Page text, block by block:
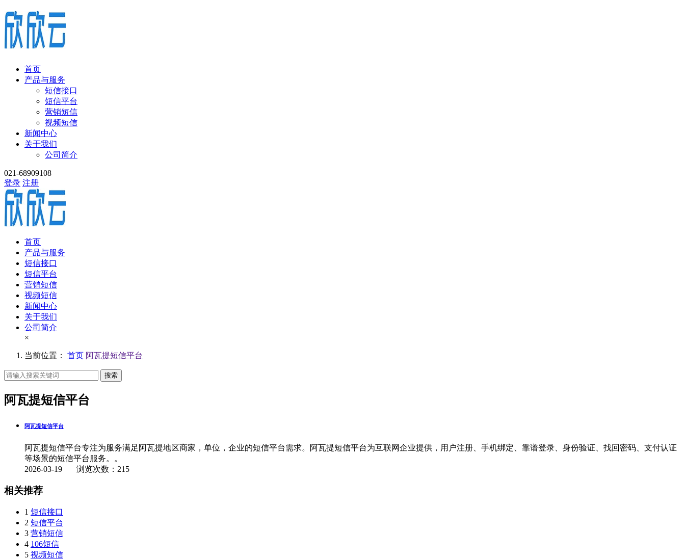
首页
产品与服务
短信接口
短信平台
营销短信
视频短信
新闻中心
关于我们
公司简介
021-68909108
登录 注册
首页
产品与服务
短信接口
短信平台
营销短信
视频短信
新闻中心
关于我们
公司简介
×
当前位置： 首页 阿瓦提短信平台
搜索
阿瓦提短信平台
阿瓦提短信平台
阿瓦提短信平台专注为服务满足阿瓦提地区商家，单位，企业的短信平台需求。阿瓦提短信平台为互联网企业提供，用户注册、手机绑定、靠谱登录、身份验证、找回密码、支付认证
等场景的短信平台服务。。
2026-03-19 浏览次数：215
相关推荐
1 短信接口
2 短信平台
3 营销短信
4 106短信
5 视频短信